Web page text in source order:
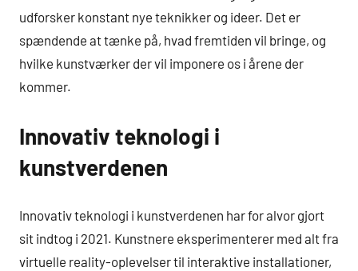
udforsker konstant nye teknikker og ideer. Det er
spændende at tænke på, hvad fremtiden vil bringe, og
hvilke kunstværker der vil imponere os i årene der
kommer.
Innovativ teknologi i
kunstverdenen
Innovativ teknologi i kunstverdenen har for alvor gjort
sit indtog i 2021. Kunstnere eksperimenterer med alt fra
virtuelle reality-oplevelser til interaktive installationer,